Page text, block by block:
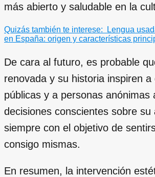
más abierto y saludable en la
Quizás también te interese:
Lengua
en España: origen y características
De cara al futuro, es probable
renovada y su historia inspiren
públicas y a personas anónimas
decisiones conscientes sobre su
siempre con el objetivo de
consigo mismas.
En resumen, la intervención